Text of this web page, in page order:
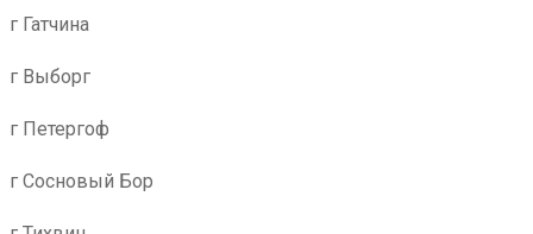
г Гатчина
г Выборг
г Петергоф
г Сосновый Бор